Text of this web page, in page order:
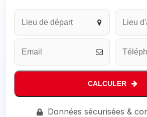
CALCULER
Données sécurisées &